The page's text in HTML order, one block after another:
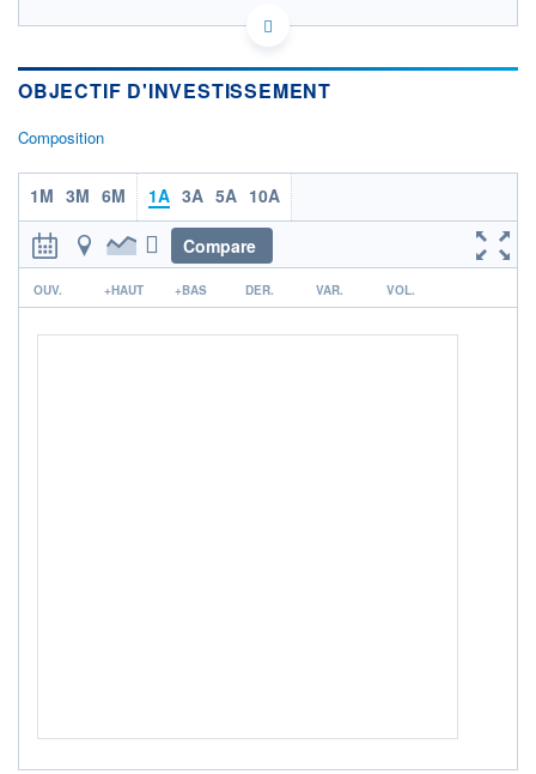
Consulter le prospectus / DIC
400
800
OBJECTIF D'INVESTISSEMENT
Composition
1M 3M 6M 1A 3A 5A 10A
Compare
r
OUV. +HAUT +BAS DER. VAR. VOL.